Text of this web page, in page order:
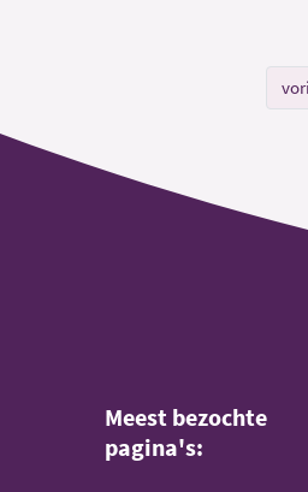
Meest bezochte
pagina's: